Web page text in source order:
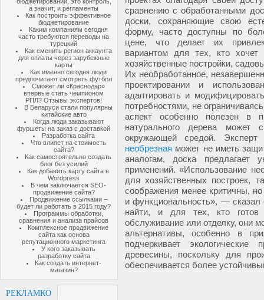
а значит, и регламенты
Как построить эффективное
бюджетирование
Каким компаниям сегодня
часто требуются переводы на
турецкий
Как сменить регион аккаунта
для оплаты через зарубежные
карты
Как именно сегодня люди
предпочитают смотреть футбол
Сможет ли «Краснодар»
впервые стать чемпионом
РПЛ? Отзывы экспертов!
В Беларуси стали популярны
китайские авто
Когда люди заказывают
фуршеты на заказ с доставкой
Разработка сайта
Что влияет на стоимость
сайта?
Как самостоятельно создать
блог без усилий
Как добавить карту сайта в
Wordpress
В чем заключается SEO-
продвижение сайта?
Продвижение ссылками –
будет ли работать в 2015 году?
Программы обработки,
сравнения и анализа прайсов
Комплексное продвижение
сайта как основа
репутационного маркетинга
У кого заказывать
разработку сайта
Как создать интернет-
магазин?
РЕКЛАМКО
сравнению с обработанными
доски, сохраняющие свою
форму, часто доступны по
цене, что делает их
вариантом для тех, кто хочет
хозяйственные постройки,
Их необработанное,
проектировании и
адаптировать и
потребностями, не
аспект особенно полезен в
натурального дерева может
окружающей средой.
необрезная может не иметь
аналогам, доска предлагает
применений. «Использование
для хозяйственных построек,
соображения менее критичны,
и функциональность», — сказал
найти, и для тех, кто готов
обслуживание или отделку, они
альтернативы, особенно в
подчеркивает экологические
древесины, поскольку для
обеспечивается более